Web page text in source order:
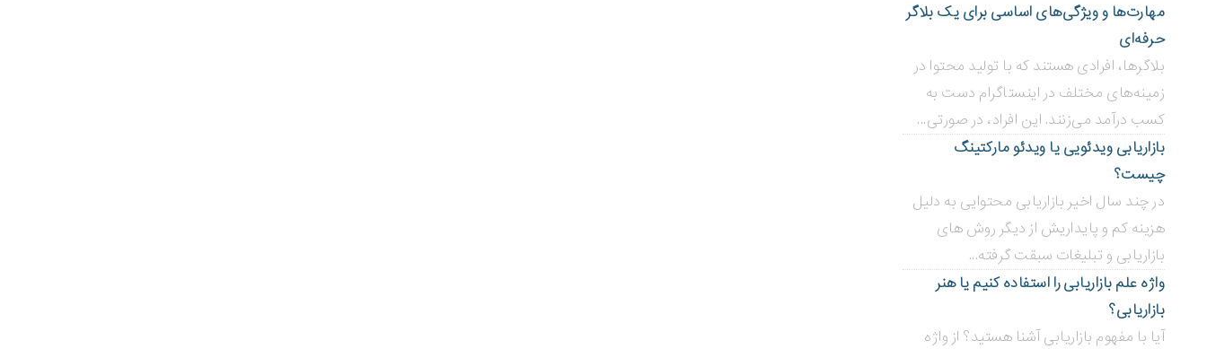
مهارت‌ها و ویژگی‌های اساسی برای یک بلاگر
حرفه‌ای
بلاگر‌ها، افرادی هستند که با تولید محتوا در
زمینه‌های مختلف در اینستاگرام دست به
کسب درآمد می‌زنند. این افراد، در صورتی...
بازاریابی ویدئویی ‌یا ویدئو مارکتینگ
چیست؟
در چند سال اخیر بازاریابی محتوایی به دلیل
هزینه کم و پایداریش از دیگر روش های
بازاریابی و تبلیغات سبقت گرفته...
واژه علم بازاریابی را استفاده کنیم یا هنر
بازاریابی؟
آیا با مفهوم بازاریابی آشنا هستید؟ از واژه